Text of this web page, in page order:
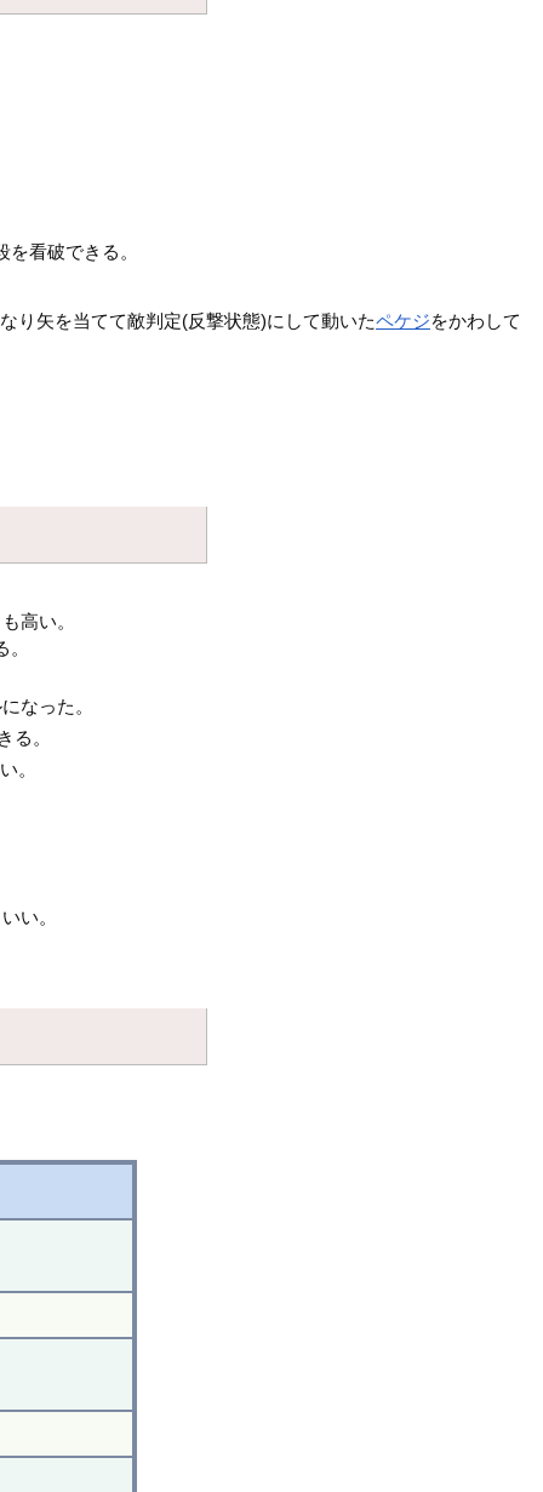
看破できる。
り矢を当てて敵判定(反撃状態)にして動いたペケジをかわして
高い。
なった。
る。
。
い。